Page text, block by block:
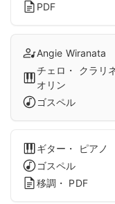
PDF
Angie Wiranata
チェロ・ クラリ
オリン
ゴスペル
ギター・ ピアノ
ゴスペル
移調・ PDF